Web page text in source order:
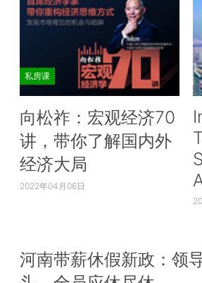
私房课
向松祚：宏观经济70
讲，带你了解国内外
经济大局
2022年04月06日
河南带薪休假新政：领